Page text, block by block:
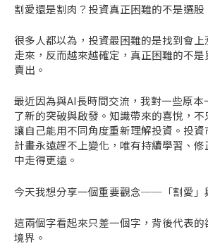
割愛還是割肉？投資真正困難的不是選
很多人都以為，投資最困難的是找到會
走來，反而越來越確定，真正困難的不
賣出。
最近因為與AI長時間交流，我對一些原本
了新的突破與啟發。知識帶來的喜悅，
讓自己能用不同角度重新理解投資。投資
計畫永遠趕不上變化，唯有持續學習、
中走得更遠。
今天我想分享一個重要觀念──「割愛」
這兩個字看起來只差一個字，背後代表
境界。